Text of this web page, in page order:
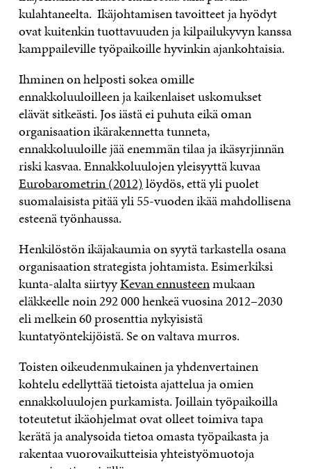
kulahtaneelta. Ikäjohtamisen tavoitteet ja hyödyt
ovat kuitenkin tuottavuuden ja kilpailukyvyn kanssa
kamppaileville työpaikoille hyvinkin ajankohtaisia.
Ihminen on helposti sokea omille
ennakkoluuloilleen ja kaikenlaiset uskomukset
elävät sitkeästi. Jos iästä ei puhuta eikä oman
organisaation ikärakennetta tunneta,
ennakkoluuloille jää enemmän tilaa ja ikäsyrjinnän
riski kasvaa. Ennakkoluulojen yleisyyttä kuvaa
Eurobarometrin (2012)löydös, että yli puolet
suomalaisista pitää yli 55-vuoden ikää mahdollisena
esteenä työnhaussa.
Henkilöstön ikäjakaumia on syytä tarkastella osana
organisaation strategista johtamista. Esimerkiksi
kunta-alalta siirtyyKevan ennusteenmukaan
eläkkeelle noin 292 000 henkeä vuosina 2012–2030
eli melkein 60 prosenttia nykyisistä
kuntatyöntekijöistä. Se on valtava murros.
Toisten oikeudenmukainen ja yhdenvertainen
kohtelu edellyttää tietoista ajattelua ja omien
ennakkoluulojen purkamista. Joillain työpaikoilla
toteutetut ikäohjelmat ovat olleet toimiva tapa
kerätä ja analysoida tietoa omasta työpaikasta ja
rakentaa vuorovaikutteisia yhteistyömuotoja